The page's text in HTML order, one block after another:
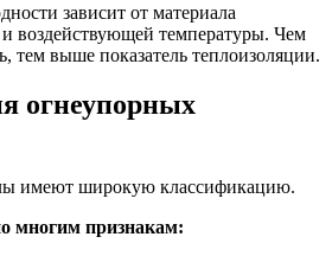
зависит от материала
воздействующей температуры. Чем
тем выше показатель теплоизоляции.
огнеупорных
имеют широкую классификацию.
многим признакам: